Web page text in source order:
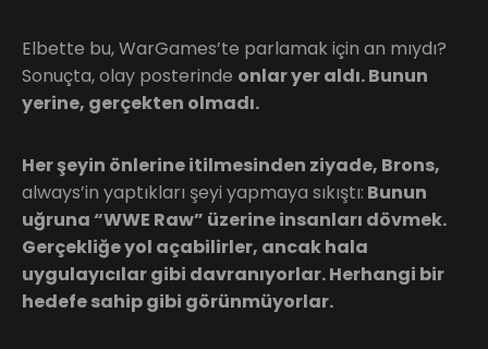
Elbette bu, WarGames’te parlamak için an mıydı?
Sonuçta, olay posterinde onlar yer aldı. Bunun
yerine, gerçekten olmadı.
Her şeyin önlerine itilmesinden ziyade, Brons,
always’in yaptıkları şeyi yapmaya sıkıştı: Bunun
uğruna “WWE Raw” üzerine insanları dövmek.
Gerçekliğe yol açabilirler, ancak hala
uygulayıcılar gibi davranıyorlar. Herhangi bir
hedefe sahip gibi görünmüyorlar.